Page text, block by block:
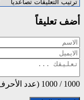
أضف تعليقاً
1000
/
1000 (عدد